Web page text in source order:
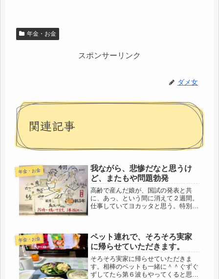
年金・お金
スポンサーリンク
ダメ女
関連記事
年金・お金
我ながら、悲惨だなと思うけ
ど、またもや問題勃発
高齢で産んだ娘が、国試の発表と共
に、あっ、という間に消えて２週間。
仕事していてヨカッタと思う。特別、
や、と言う問題は置いといて、末子が
３０才...
年金・お金
ペット連れで、そろそろ実家
に帰らせていただきます。
そろそろ実家に帰らせていただきま
す。相棒のペットも一緒に＾＾ぐずぐ
ずしてたら第６波もやってくると思